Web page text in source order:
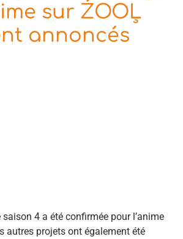
sur ŹOOĻ
annoncés
saison 4 a été confirmée pour l’anime
autres projets ont également été